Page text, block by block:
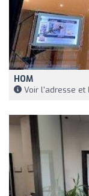
HOM
Voir l'adresse et